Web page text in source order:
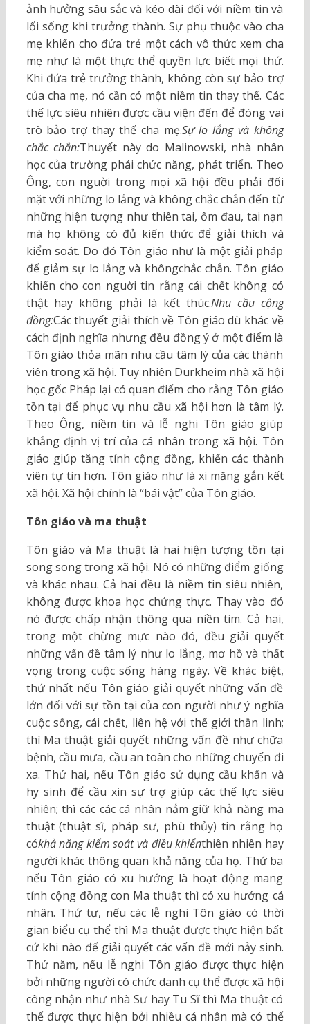
ảnh hưởng sâu sắc và kéo dài đối với niềm tin và
lối sống khi trưởng thành. Sự phụ thuộc vào cha
mẹ khiến cho đứa trẻ một cách vô thức xem cha
mẹ như là một thực thể quyền lực biết mọi thứ.
Khi đứa trẻ trưởng thành, không còn sự bảo trợ
của cha mẹ, nó cần có một niềm tin thay thế. Các
thế lực siêu nhiên được cầu viện đến để đóng vai
trò bảo trợ thay thế cha mẹ.Sự lo lắng và không
chắc chắn:Thuyết này do Malinowski, nhà nhân
học của trường phái chức năng, phát triển. Theo
Ông, con nguời trong mọi xã hội đều phải đối
mặt với những lo lắng và không chắc chắn đến từ
những hiện tượng như thiên tai, ốm đau, tai nạn
mà họ không có đủ kiến thức để giải thích và
kiểm soát. Do đó Tôn giáo như là một giải pháp
để giảm sự lo lắng và khôngchắc chắn. Tôn giáo
khiến cho con nguời tin rằng cái chết không có
thật hay không phải là kết thúc.Nhu cầu cộng
đồng:Các thuyết giải thích về Tôn giáo dù khác về
cách định nghĩa nhưng đều đồng ý ở một điểm là
Tôn giáo thỏa mãn nhu cầu tâm lý của các thành
viên trong xã hội. Tuy nhiên Durkheim nhà xã hội
học gốc Pháp lại có quan điểm cho rằng Tôn giáo
tồn tại để phục vụ nhu cầu xã hội hơn là tâm lý.
Theo Ông, niềm tin và lễ nghi Tôn giáo giúp
khẳng định vị trí của cá nhân trong xã hội. Tôn
giáo giúp tăng tính cộng đồng, khiến các thành
viên tự tin hơn. Tôn giáo như là xi măng gắn kết
xã hội. Xã hội chính là “bái vật” của Tôn giáo.
Tôn giáo và ma thuật
Tôn giáo và Ma thuật là hai hiện tượng tồn tại
song song trong xã hội. Nó có những điểm giống
và khác nhau. Cả hai đều là niềm tin siêu nhiên,
không được khoa học chứng thực. Thay vào đó
nó được chấp nhận thông qua niền tim. Cả hai,
trong một chừng mực nào đó, đều giải quyết
những vấn đề tâm lý như lo lắng, mơ hồ và thất
vọng trong cuộc sống hàng ngày. Về khác biệt,
thứ nhất nếu Tôn giáo giải quyết những vấn đề
lớn đối với sự tồn tại của con người như ý nghĩa
cuộc sống, cái chết, liên hệ với thế giới thần linh;
thì Ma thuật giải quyết những vấn đề như chữa
bệnh, cầu mưa, cầu an toàn cho những chuyến đi
xa. Thứ hai, nếu Tôn giáo sử dụng cầu khấn và
hy sinh để cầu xin sự trợ giúp các thế lực siêu
nhiên; thì các các cá nhân nắm giữ khả năng ma
thuật (thuật sĩ, pháp sư, phù thủy) tin rằng họ
cókhả năng kiểm soát và điều khiểnthiên nhiên hay
người khác thông quan khả năng của họ. Thứ ba
nếu Tôn giáo có xu hướng là hoạt động mang
tính cộng đồng con Ma thuật thì có xu hướng cá
nhân. Thứ tư, nếu các lễ nghi Tôn giáo có thời
gian biểu cụ thể thì Ma thuật được thực hiện bất
cứ khi nào để giải quyết các vấn đề mới nảy sinh.
Thứ năm, nếu lễ nghi Tôn giáo được thực hiện
bởi những người có chức danh cụ thể được xã hội
công nhận như nhà Sư hay Tu Sĩ thì Ma thuật có
thể được thực hiện bởi nhiều cá nhân mà có thể